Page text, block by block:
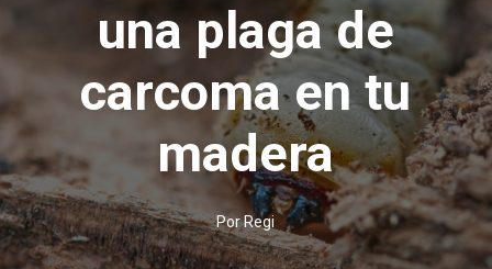
una plaga de
carcoma en tu
madera
PorRegi